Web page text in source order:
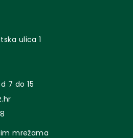
ulica 1
7 do 15
mrežama